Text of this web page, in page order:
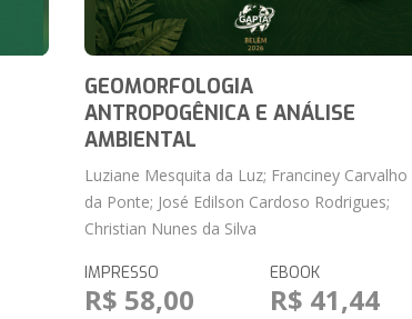
GEOMORFOLOGIA
ANTROPOGÊNICA E ANÁLISE
AMBIENTAL
Luziane Mesquita da Luz; Franciney Carvalho
da Ponte; José Edilson Cardoso Rodrigues;
Christian Nunes da Silva
IMPRESSO
R$ 58,00
EBOOK
R$ 41,44